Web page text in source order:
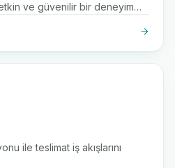
ve güvenilir bir deneyim
ile teslimat iş akışlarını